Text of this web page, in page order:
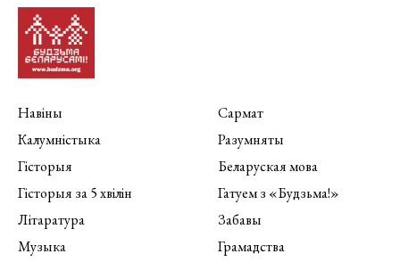
Навіны
Калумністыка
Гісторыя
Гісторыя за 5 хвілін
Літаратура
Музыка
Сармат
Разумняты
Беларуская мова
Гатуем з «Будзьма!»
Забавы
Грамадства